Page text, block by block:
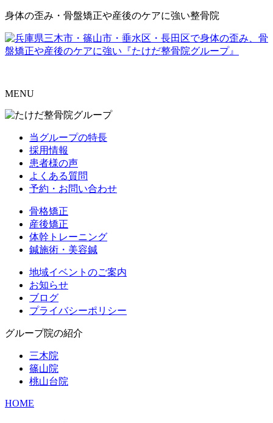
身体の歪み・骨盤矯正や産後のケアに強い整骨院
MENU
当グループの特長
採用情報
患者様の声
よくある質問
予約・お問い合わせ
骨格矯正
産後矯正
体幹トレーニング
鍼施術・美容鍼
地域イベントのご案内
お知らせ
ブログ
プライバシーポリシー
グループ院の紹介
三木院
篠山院
桃山台院
HOME